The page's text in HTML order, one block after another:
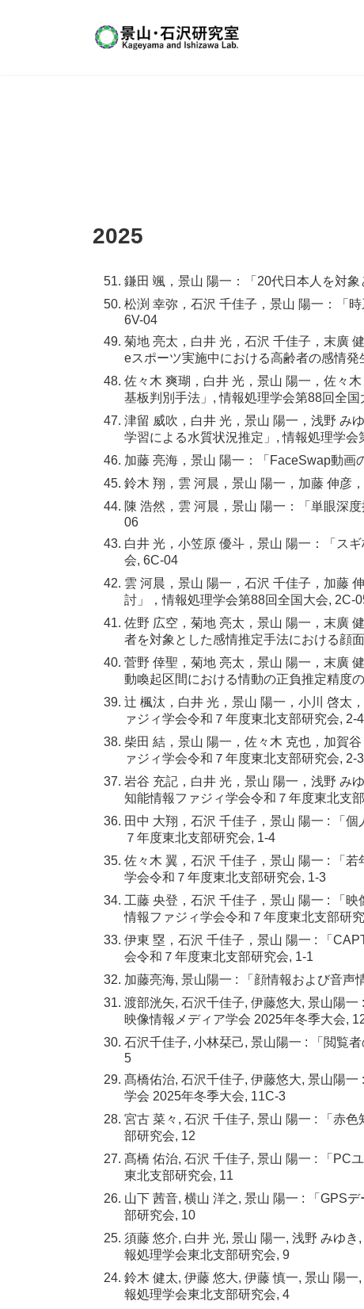
2025
鎌田 颯，景山 陽一：「20代日本人を対
松渕 幸弥，石沢 千佳子，景山 陽一：「
6V-04
菊地 亮太，白井 光，石沢 千佳子，末廣
eスポーツ実施中における高齢者の感情
佐々木 爽瑚，白井 光，景山 陽一，佐々
基板判別手法」, 情報処理学会第88回全国
津留 威吹，白井 光，景山 陽一，浅野 み
学習による水質状況推定」, 情報処理学会
加藤 亮海，景山 陽一：「FaceSwap動画
鈴木 翔，雲 河晨，景山 陽一，加藤 伸彦
陳 浩然，雲 河晨，景山 陽一：「単眼深
06
白井 光，小笠原 優斗，景山 陽一：「ス
会, 6C-04
雲 河晨，景山 陽一，石沢 千佳子，加藤
討」，情報処理学会第88回全国大会, 2C-
佐野 広空，菊地 亮太，景山 陽一，末廣
者を対象とした感情推定手法における顔
菅野 倖聖，菊地 亮太，景山 陽一，末廣
動喚起区間における情動の正負推定精度
辻󠄀 楓汰，白井 光，景山 陽一，小川 啓太
ァジィ学会令和７年度東北支部研究会, 2-4
柴田 結，景山 陽一，佐々木 克也，加賀
ァジィ学会令和７年度東北支部研究会, 2-3
岩谷 充記，白井 光，景山 陽一，浅野 み
知能情報ファジィ学会令和７年度東北支
田中 大翔，石沢 千佳子，景山 陽一 : 「
７年度東北支部研究会, 1-4
佐々木 翼，石沢 千佳子，景山 陽一 : 「
学会令和７年度東北支部研究会, 1-3
工藤 央登，石沢 千佳子，景山 陽一 : 「
情報ファジィ学会令和７年度東北支部研
伊東 塁，石沢 千佳子，景山 陽一 : 「
会令和７年度東北支部研究会, 1-1
加藤亮海, 景山陽一 : 「顔情報および音
渡部洸矢, 石沢千佳子, 伊藤悠大, 景山陽
映像情報メディア学会 2025年冬季大会,
石沢千佳子, 小林栞己, 景山陽一 : 「閲覧
5
髙橋佑治, 石沢千佳子, 伊藤悠大, 景山陽
学会 2025年冬季大会, 11C-3
宮古 菜々, 石沢 千佳子, 景山 陽一 : 「赤
部研究会, 12
髙橋 佑治, 石沢 千佳子, 景山 陽一 : 「PC
東北支部研究会, 11
山下 茜音, 横山 洋之, 景山 陽一 : 「GPS
部研究会, 10
須藤 悠介, 白井 光, 景山 陽一, 浅野 みゆ
報処理学会東北支部研究会, 9
鈴木 健太, 伊藤 悠大, 伊藤 慎一, 景山 陽
報処理学会東北支部研究会, 4